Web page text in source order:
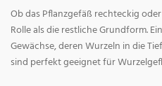
Ob das Pflanzgefäß rechteckig
Rolle als die restliche Grundform.
Gewächse, deren Wurzeln in die
sind perfekt geeignet für